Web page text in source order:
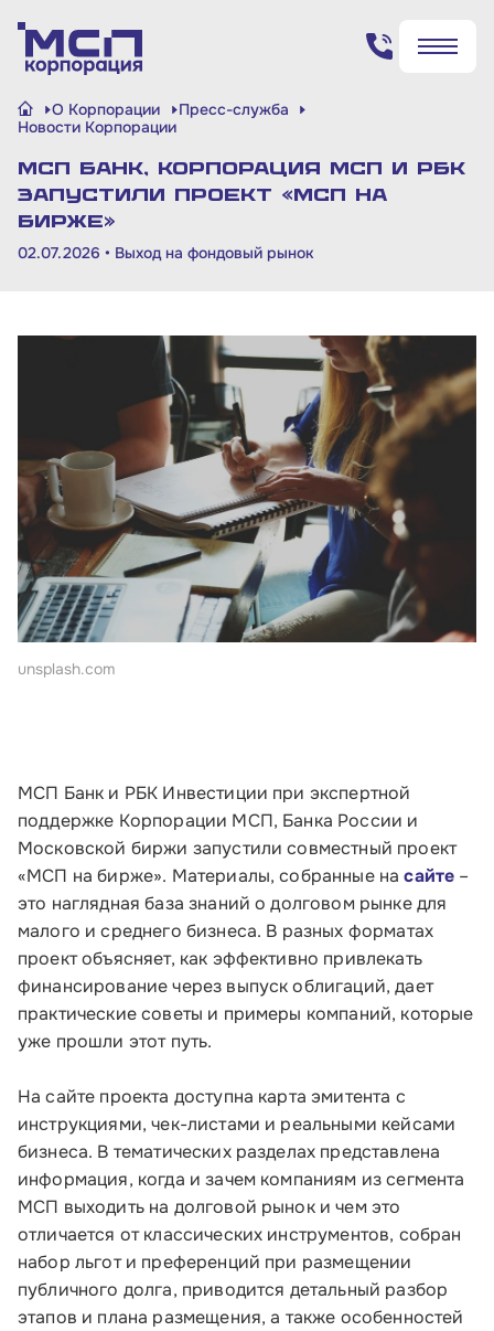
Найти
Малому и среднему бизнесу
Банкам и финансовым организациям
Инфраструктуре поддержки
О Корпорации
Поиск по сайту
✖
Найти
О Корпорации
Пресс-служба
Новости Корпорации
МСП Банк, Корпорация МСП и РБК
запустили проект «МСП на
бирже»
02.07.2026 • Выход на фондовый рынок
unsplash.com
МСП Банк и РБК Инвестиции при экспертной
поддержке Корпорации МСП, Банка России и
Московской биржи запустили совместный проект
«МСП на бирже». Материалы, собранные насайте –
это наглядная база знаний о долговом рынке для
малого и среднего бизнеса. В разных форматах
проект объясняет, как эффективно привлекать
финансирование через выпуск облигаций, дает
практические советы и примеры компаний, которые
уже прошли этот путь.
На сайте проекта доступна карта эмитента с
инструкциями, чек-листами и реальными кейсами
бизнеса. В тематических разделах представлена
информация, когда и зачем компаниям из сегмента
МСП выходить на долговой рынок и чем это
отличается от классических инструментов, собран
набор льгот и преференций при размещении
публичного долга, приводится детальный разбор
этапов и плана размещения, а также особенностей